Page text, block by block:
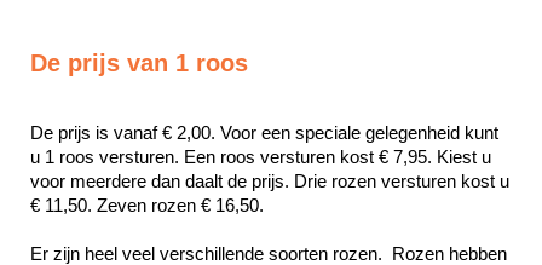
De prijs van 1 roos
De prijs is vanaf € 2,00. Voor een speciale gelegenheid kunt
u 1 roos versturen. Een roos versturen kost € 7,95. Kiest u
voor meerdere dan daalt de prijs. Drie rozen versturen kost u
€ 11,50. Zeven rozen € 16,50.
Er zijn heel veel verschillende soorten rozen.  Rozen hebben